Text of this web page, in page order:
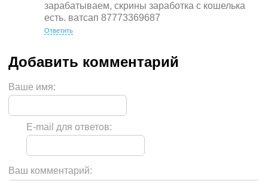
зарабатываем, скрины заработка с кошелька
есть. ватсап 87773369687
Ответить
Ваше имя:
E-mail для ответов:
Ваш комментарий: